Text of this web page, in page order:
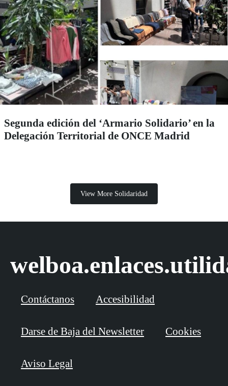
Segunda edición del ‘Armario Solidario’ en la
Delegación Territorial de ONCE Madrid
View More Solidaridad
Contáctanos Accesibilidad
Darse de Baja del Newsletter Cookies
Aviso Legal